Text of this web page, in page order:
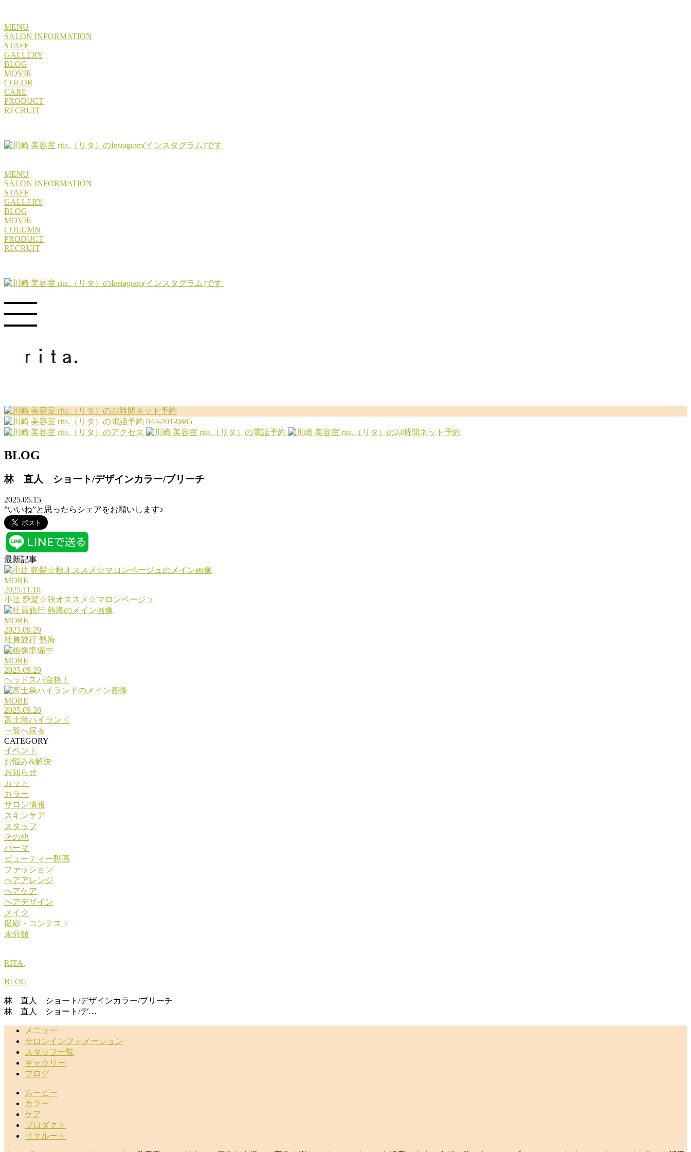
MENU
SALON INFORMATION
STAFF
GALLERY
BLOG
MOVIE
COLOR
CARE
PRODUCT
RECRUIT
MENU
SALON INFORMATION
STAFF
GALLERY
BLOG
MOVIE
COLUMN
PRODUCT
RECRUIT
044-201-9885
BLOG
林 直人 ショート/デザインカラー/ブリーチ
2025.05.15
”いいね”と思ったらシェアをお願いします♪
最新記事
MORE
2025.11.10
小辻 艶髪☆秋オススメ☆マロンベージュ
MORE
2025.09.29
社員旅行 熱海
MORE
2025.09.29
ヘッドスパ合格！
MORE
2025.09.28
富士急ハイランド
一覧へ戻る
CATEGORY
イベント
お悩み&解決
お知らせ
カット
カラー
サロン情報
スキンケア
スタッフ
その他
パーマ
ビューティー動画
ファッション
ヘアアレンジ
ヘアケア
ヘアデザイン
メイク
撮影・コンテスト
未分類
RITA.
BLOG
林 直人 ショート/デザインカラー/ブリーチ
林 直人 ショート/デ…
メニュー
サロンインフォメーション
スタッフ一覧
ギャラリー
ブログ
ムービー
カラー
ケア
プロダクト
リクルート